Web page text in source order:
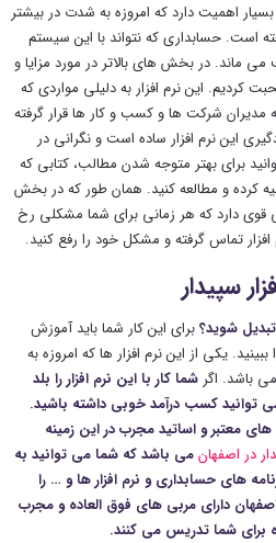
اهمیت دارد که امروزه به شدت در بیشتر
است. حسابداری که نتواند با این سیستم
ماند. در بخش های بالاتر در مورد مزایا و
کردیم. این نرم افزار به دلیلی مواردی که
مدیران شرکت ها و کسب و کار ها قرار گرفته
این نرم افزار ساده است و نگرانی در
برای بهتر متوجه شدن مطالب، کتابی که
کرده و مطالعه کنید. همان طور که در بخش
قوی دارد که هر زمانی برای شما مشکلی رخ
افزار تماس گرفته و مشکل خود را رفع کنید.
سپیدار
شوید؟برای این کار شما باید آموزش
یکی از این نرم افزار ها که امروزه به
باشد. اگر شما کار با این نرم افزار را بلد
توانید کسب درآمد خوبی داشته باشید.
های معتبر و اساتید مجرب در این زمینه
در اصفهانمی باشد که شما می توانید به
های حسابداری و نرم افزار ها و … را
دارای مربی های فوق العاده و مجرب
برای شما تدریس می کنند.